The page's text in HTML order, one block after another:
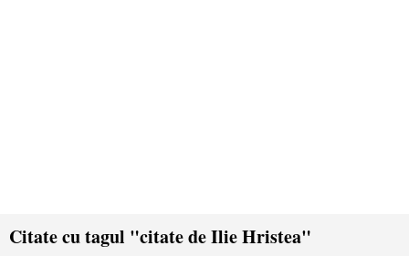
Citate cu tagul "citate de Ilie Hristea"